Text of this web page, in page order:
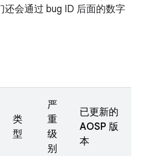
会通过 bug ID 后面的数字
类
型
严
重
级
别
已更新的
AOSP 版
本